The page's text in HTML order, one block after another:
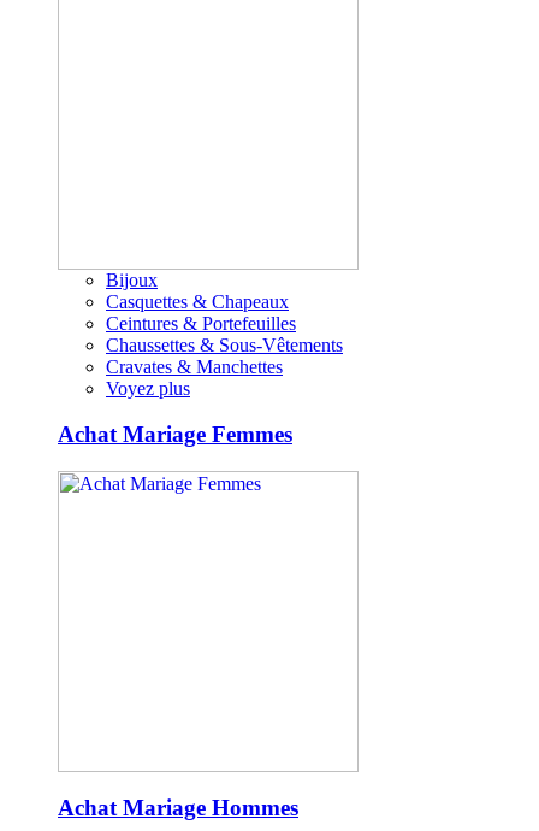
Bijoux
Casquettes & Chapeaux
Ceintures & Portefeuilles
Chaussettes & Sous-Vêtements
Cravates & Manchettes
Voyez plus
Achat Mariage Femmes
Achat Mariage Hommes